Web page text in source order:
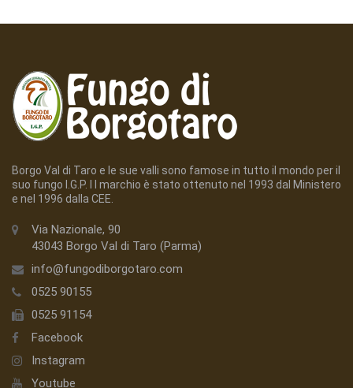
Borgo Val di Taro e le sue valli sono famose in tutto il mondo per il
suo fungo I.G.P. I l marchio è stato ottenuto nel 1993 dal Ministero
e nel 1996 dalla CEE.
Via Nazionale, 90
43043 Borgo Val di Taro (Parma)
info@fungodiborgotaro.com
0525 90155
0525 91154
Facebook
Instagram
Youtube